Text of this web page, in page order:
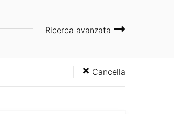
Ricerca avanzata
Cancella